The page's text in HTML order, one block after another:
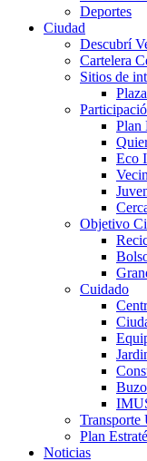
Deportes
Ciudad
Descubrí
Cartelera
Sitios de
Plan
Eco
Objetivo
Cuidado
Transporte
Plan
Noticias